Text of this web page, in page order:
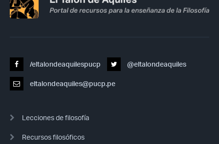
/eltalondeaquilespucp @eltalondeaquiles
eltalondeaquiles@pucp.pe
Lecciones de filosofía
Recursos filosóficos